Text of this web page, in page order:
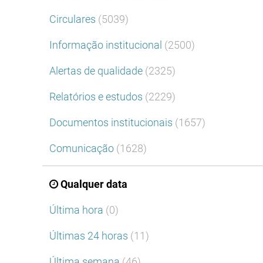
Circulares (5039)
Informação institucional (2500)
Alertas de qualidade (2325)
Relatórios e estudos (2229)
Documentos institucionais (1657)
Comunicação (1628)
Qualquer data
Última hora (0)
Últimas 24 horas (11)